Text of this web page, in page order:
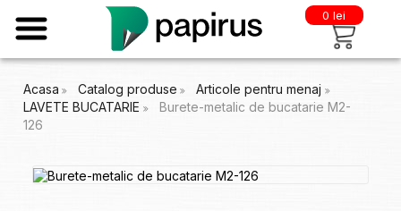
0 lei
Acasa Catalog produse
Articole pentru menaj
LAVETE BUCATARIE
Burete-metalic de bucatarie M2-
126